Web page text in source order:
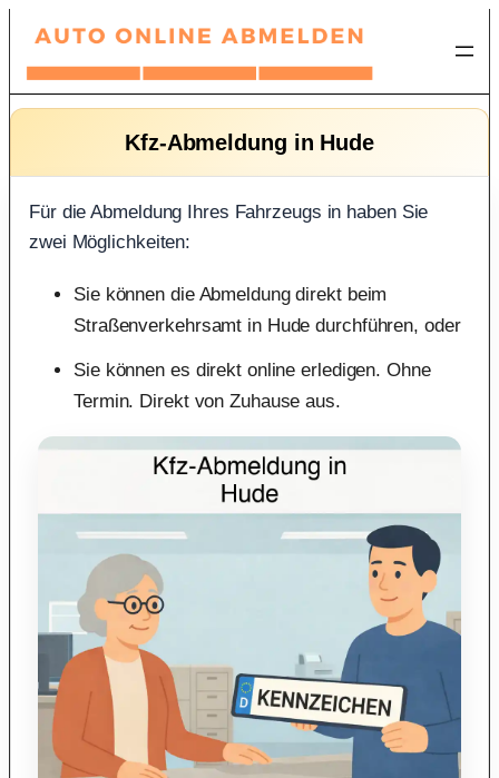
Zum
springen
Kfz-Abmeldung in Hude
Für die Abmeldung Ihres Fahrzeugs in haben Sie
zwei Möglichkeiten:
Sie können die Abmeldung direkt beim
Straßenverkehrsamt in Hude durchführen, oder
Sie können es direkt online erledigen. Ohne
Termin. Direkt von Zuhause aus.